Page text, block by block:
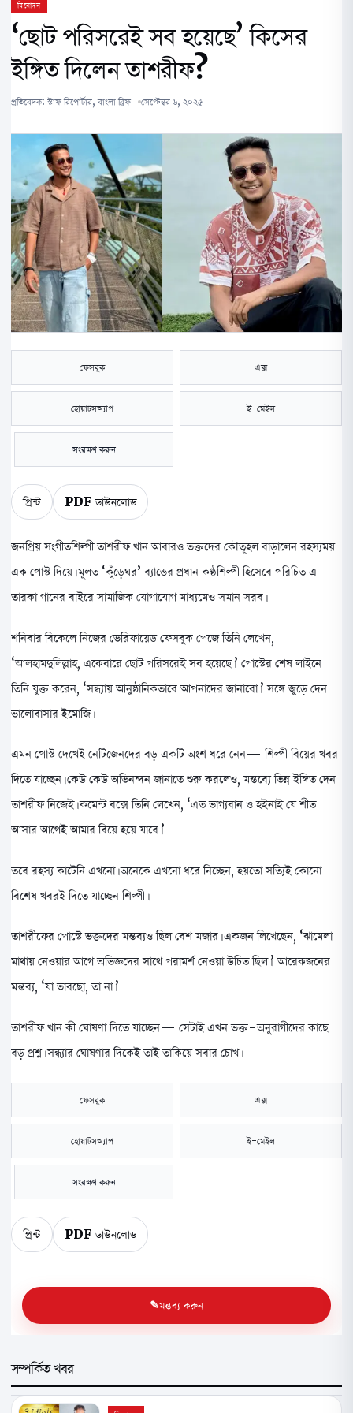
বিনোদন
‘ছোট পরিসরেই সব হয়েছে’ কিসের
ইঙ্গিত দিলেন তাশরীফ?
প্রতিবেদক: স্টাফ রিপোর্টার, বাংলা ব্রিফ সেপ্টেম্বর ৬, ২০২৫
ফেসবুক এক্স
হোয়াটসঅ্যাপ ই-মেইল
সংরক্ষণ করুন
প্রিন্ট PDF ডাউনলোড
জনপ্রিয় সংগীতশিল্পী তাশরীফ খান আবারও ভক্তদের কৌতূহল বাড়ালেন রহস্যময়
এক পোস্ট দিয়ে। মূলত ‘কুঁড়েঘর’ ব্যান্ডের প্রধান কণ্ঠশিল্পী হিসেবে পরিচিত এ
তারকা গানের বাইরে সামাজিক যোগাযোগ মাধ্যমেও সমান সরব।
শনিবার বিকেলে নিজের ভেরিফায়েড ফেসবুক পেজে তিনি লেখেন,
‘আলহামদুলিল্লাহ, একেবারে ছোট পরিসরেই সব হয়েছে।’ পোস্টের শেষ লাইনে
তিনি যুক্ত করেন, ‘সন্ধ্যায় আনুষ্ঠানিকভাবে আপনাদের জানাবো।’ সঙ্গে জুড়ে দেন
ভালোবাসার ইমোজি।
এমন পোস্ট দেখেই নেটিজেনদের বড় একটি অংশ ধরে নেন— শিল্পী বিয়ের খবর
দিতে যাচ্ছেন। কেউ কেউ অভিনন্দন জানাতে শুরু করলেও, মন্তব্যে ভিন্ন ইঙ্গিত দেন
তাশরীফ নিজেই। কমেন্ট বক্সে তিনি লেখেন, ‘এত ভাগ্যবান ও হইনাই যে শীত
আসার আগেই আমার বিয়ে হয়ে যাবে।’
তবে রহস্য কাটেনি এখনো। অনেকে এখনো ধরে নিচ্ছেন, হয়তো সত্যিই কোনো
বিশেষ খবরই দিতে যাচ্ছেন শিল্পী।
তাশরীফের পোস্টে ভক্তদের মন্তব্যও ছিল বেশ মজার। একজন লিখেছেন, ‘ঝামেলা
মাথায় নেওয়ার আগে অভিজ্ঞদের সাথে পরামর্শ নেওয়া উচিত ছিল।’ আরেকজনের
মন্তব্য, ‘যা ভাবছো, তা না।’
তাশরীফ খান কী ঘোষণা দিতে যাচ্ছেন— সেটাই এখন ভক্ত-অনুরাগীদের কাছে
বড় প্রশ্ন। সন্ধ্যার ঘোষণার দিকেই তাই তাকিয়ে সবার চোখ।
ফেসবুক এক্স
হোয়াটসঅ্যাপ ই-মেইল
সংরক্ষণ করুন
প্রিন্ট PDF ডাউনলোড
মন্তব্য করুন
সম্পর্কিত খবর